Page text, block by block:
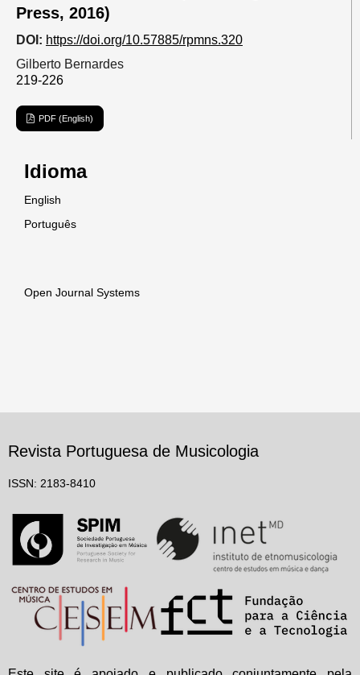
Press, 2016)
DOI: https://doi.org/10.57885/rpmns.320
Gilberto Bernardes
219-226
PDF (English)
Idioma
English
Português
Open Journal Systems
Revista Portuguesa de Musicologia
ISSN: 2183-8410